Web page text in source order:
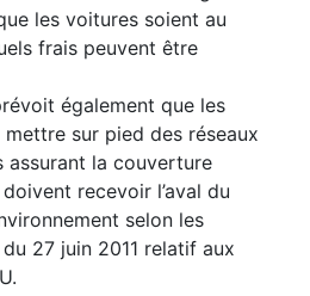
les voitures soient au
frais peuvent être
également que les
sur pied des réseaux
assurant la couverture
recevoir l’aval du
selon les
27 juin 2011 relatif aux